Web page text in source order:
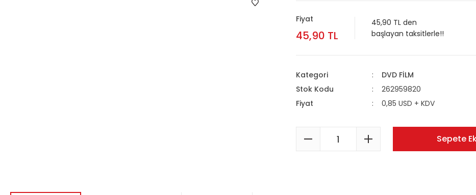
Fiyat
45,90 TL
45,90 TL den
başlayan taksitlerle!!
Kategori
DVD FİLM
Stok Kodu
262959820
Fiyat
0,85 USD + KDV
Sepete